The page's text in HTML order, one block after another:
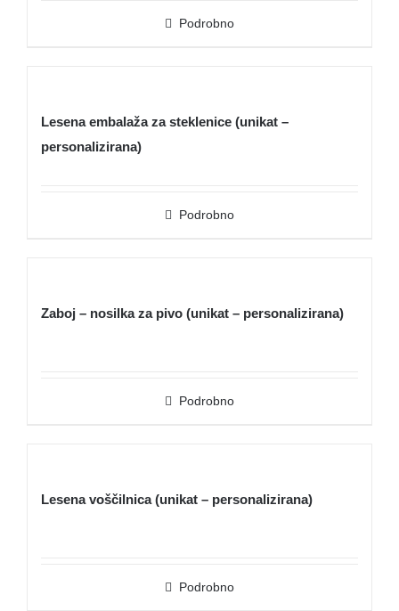
Podrobno
Lesena embalaža za steklenice (unikat –
personalizirana)
Podrobno
Zaboj – nosilka za pivo (unikat – personalizirana)
Podrobno
Lesena voščilnica (unikat – personalizirana)
Podrobno